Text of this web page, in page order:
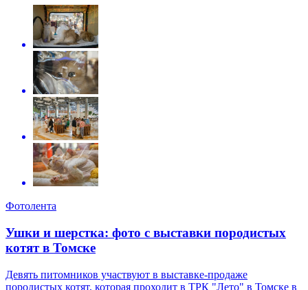
Фотолента
Ушки и шерстка: фото с выставки породистых
котят в Томске
Девять питомников участвуют в выставке-продаже
породистых котят, которая проходит в ТРК "Лето" в Томске в